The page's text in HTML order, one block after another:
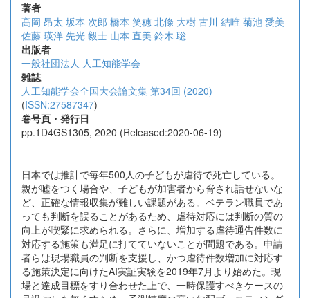
著者
髙岡 昂太 坂本 次郎 橋本 笑穂 北條 大樹 古川 結唯 菊池 愛美
佐藤 瑛洋 先光 毅士 山本 直美 鈴木 聡
出版者
一般社団法人 人工知能学会
雑誌
人工知能学会全国大会論文集 第34回 (2020)
(ISSN:27587347)
巻号頁・発行日
pp.1D4GS1305, 2020 (Released:2020-06-19)
日本では推計で毎年500人の子どもが虐待で死亡している。
親が嘘をつく場合や、子どもが加害者から脅され話せないな
ど、正確な情報収集が難しい課題がある。ベテラン職員であ
っても判断を誤ることがあるため、虐待対応には判断の質の
向上が喫緊に求められる。さらに、増加する虐待通告件数に
対応する施策も満足に打てていないことが問題である。申請
者らは現場職員の判断を支援し、かつ虐待件数増加に対応す
る施策決定に向けたAI実証実験を2019年7月より始めた。現
場と達成目標をすり合わせた上で、一時保護すべきケースの